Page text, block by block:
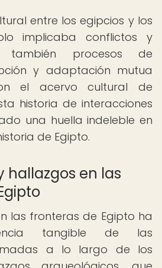
entre los egipcios y los
implicaba conflictos y
también procesos de
y adaptación mutua
el acervo cultural de
historia de interacciones
una huella indeleble en
de Egipto.
hallazgos en las
las fronteras de Egipto ha
tangible de las
a lo largo de los